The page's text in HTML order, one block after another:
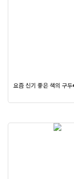
요즘 신기 좋은 색의 구